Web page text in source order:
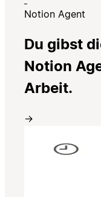
Notion Agent
Du gibst
Notion
Arbeit.
→